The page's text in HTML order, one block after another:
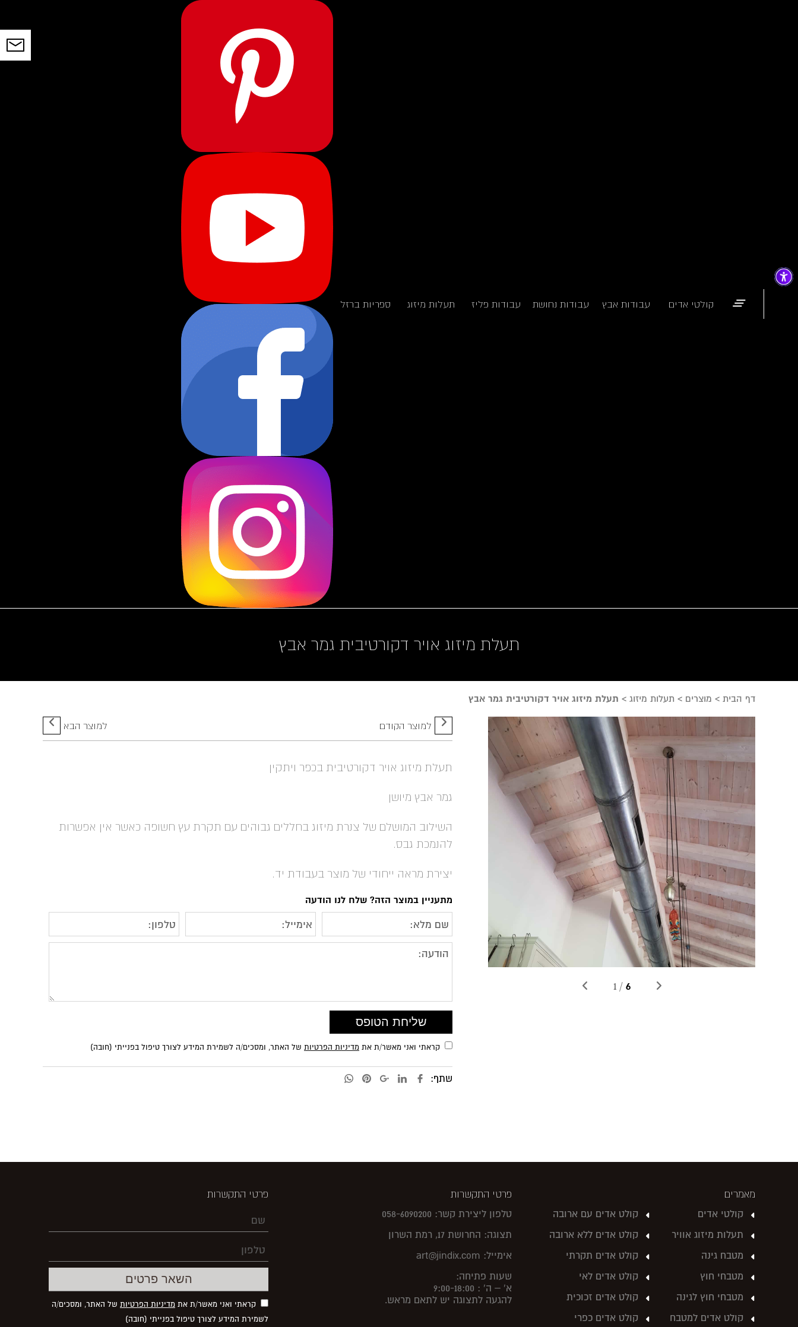
קולטי אדים עבודות אבץ עבודות נחושת עבודות פליז תעלות מיזוג ספריות ברזל
תעלת מיזוג אויר דקורטיבית גמר אבץ
דף הבית > מוצרים > תעלות מיזוג > תעלת מיזוג אויר דקורטיבית גמר אבץ
6
/
1
למוצר הקודם למוצר הבא
תעלת מיזוג אויר דקורטיבית בכפר ויתקין
גמר אבץ מיושן
השילוב המושלם של צנרת מיזוג בחללים גבוהים עם תקרת עץ חשופה כאשר אין אפשרות
להנמכת גבס.
יצירת מראה ייחודי של מוצר בעבודת יד.
מתעניין במוצר הזה? שלח לנו הודעה
קראתי ואני מאשר/ת את מדיניות הפרטיות של האתר, ומסכים/ה לשמירת המידע לצורך טיפול בפנייתי (חובה)
שתף:
מאמרים
קולטי אדים
תעלות מיזוג אוויר
מטבח גינה
מטבחי חוץ
מטבחי חוץ לגינה
קולט אדים למטבח
קולט אדים עם ארובה
קולט אדים ללא ארובה
קולט אדים תקרתי
קולט אדים לאי
קולט אדים זכוכית
קולט אדים כפרי
פרטי התקשרות
טלפון ליצירת קשר: 058-6090200
תצוגה: החרושת 17, רמת השרון
אימייל: art@jindix.com
שעות פתיחה:
א' – ה' : 9:00-18:00
להגעה לתצוגה יש לתאם מראש.
פרטי התקשרות
קראתי ואני מאשר/ת את מדיניות הפרטיות של האתר, ומסכים/ה
לשמירת המידע לצורך טיפול בפנייתי (חובה)